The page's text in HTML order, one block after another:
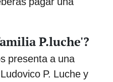
P.luche'?
presenta a una
P. Luche y